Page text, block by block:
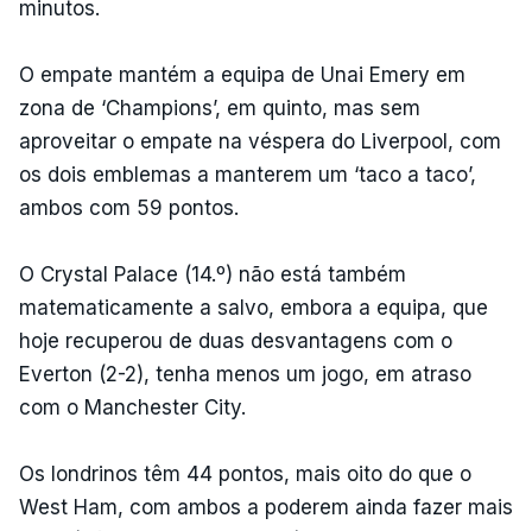
minutos.
O empate mantém a equipa de Unai Emery em
zona de ‘Champions’, em quinto, mas sem
aproveitar o empate na véspera do Liverpool, com
os dois emblemas a manterem um ‘taco a taco’,
ambos com 59 pontos.
O Crystal Palace (14.º) não está também
matematicamente a salvo, embora a equipa, que
hoje recuperou de duas desvantagens com o
Everton (2-2), tenha menos um jogo, em atraso
com o Manchester City.
Os londrinos têm 44 pontos, mais oito do que o
West Ham, com ambos a poderem ainda fazer mais